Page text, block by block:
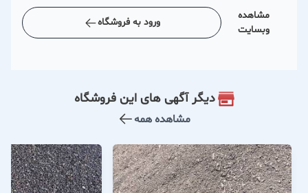
مشاهده
وبسایت
ورود به فروشگاه
دیگر آگهی های این فروشگاه
مشاهده همه